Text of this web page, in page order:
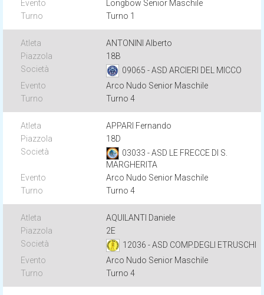
Longbow Senior Maschile
Turno 1
ANTONINI Alberto
18B
09065 - ASD ARCIERI DEL MICCO
Arco Nudo Senior Maschile
Turno 4
APPARI Fernando
18D
03033 - ASD LE FRECCE DI S.
MARGHERITA
Arco Nudo Senior Maschile
Turno 4
AQUILANTI Daniele
2E
12036 - ASD COMP.DEGLI ETRUSCHI
Arco Nudo Senior Maschile
Turno 4